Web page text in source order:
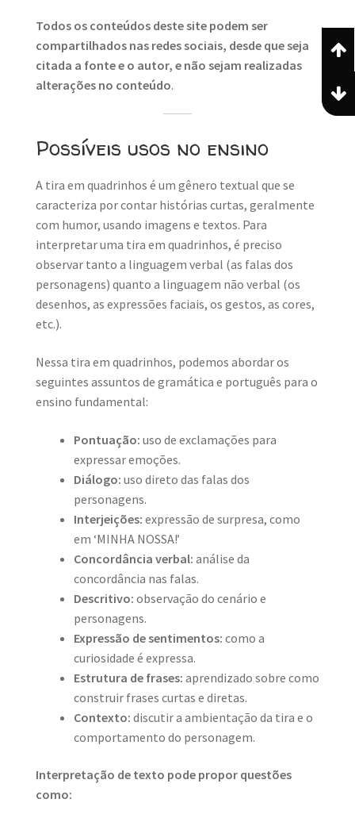
Todos os conteúdos deste site podem ser
compartilhados nas redes sociais, desde que seja
citada a fonte e o autor, e não sejam realizadas
alterações no conteúdo.
Possíveis usos no ensino
A tira em quadrinhos é um gênero textual que se
caracteriza por contar histórias curtas, geralmente
com humor, usando imagens e textos. Para
interpretar uma tira em quadrinhos, é preciso
observar tanto a linguagem verbal (as falas dos
personagens) quanto a linguagem não verbal (os
desenhos, as expressões faciais, os gestos, as cores,
etc.).
Nessa tira em quadrinhos, podemos abordar os
seguintes assuntos de gramática e português para o
ensino fundamental:
Pontuação: uso de exclamações para
expressar emoções.
Diálogo: uso direto das falas dos
personagens.
Interjeições: expressão de surpresa, como
em ‘MINHA NOSSA!’
Concordância verbal: análise da
concordância nas falas.
Descritivo: observação do cenário e
personagens.
Expressão de sentimentos: como a
curiosidade é expressa.
Estrutura de frases: aprendizado sobre como
construir frases curtas e diretas.
Contexto: discutir a ambientação da tira e o
comportamento do personagem.
Interpretação de texto pode propor questões
como: